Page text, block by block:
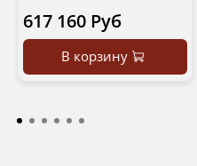
617 160 Руб
В корзину